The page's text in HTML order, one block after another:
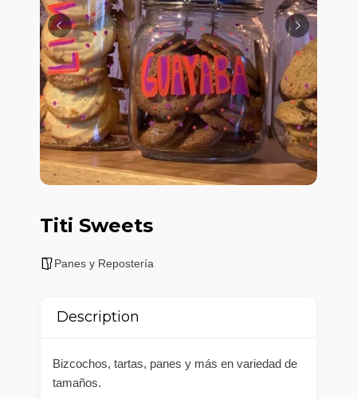
Titi Sweets
Panes y Repostería
Description
Bizcochos, tartas, panes y más en variedad de
tamaños.